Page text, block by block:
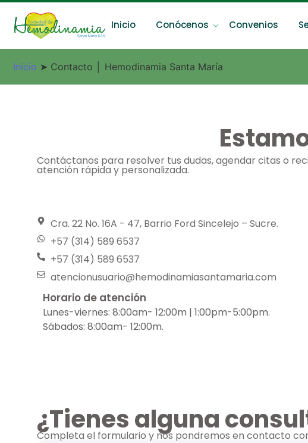
Inicio Conócenos Convenios
Inicio ➤ Contacto │ Hemodinamia Santa María
Contáctanos para resolver tus dudas, agendar citas o
atención rápida y personalizada.
Cra. 22 No. 16A - 47, Barrio Ford Sincelejo – Sucre.
+57 (314) 589 6537
+57 (314) 589 6537
atencionusuario@hemodinamiasantamaria.com
Horario de atención
Lunes-viernes: 8:00am- 12:00m | 1:00pm-5:00pm.
Sábados: 8:00am- 12:00m.
¿Tienes alguna
Completa el formulario y nos pondremos en contacto